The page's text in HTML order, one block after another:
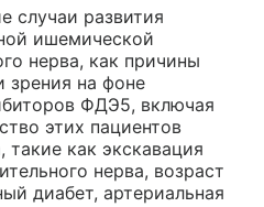
случаи развития
ишемической
нерва, как причины
зрения на фоне
ФДЭ5, включая
этих пациентов
как экскавация
нерва, возраст
диабет, артериальная